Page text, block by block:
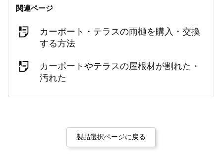
関連ページ
カーポート・テラスの雨樋を購入・交換
する方法
カーポートやテラスの屋根材が割れた・
汚れた
製品選択ページに戻る